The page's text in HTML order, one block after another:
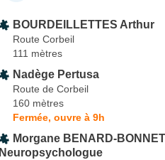
BOURDEILLETTES Arthur
Route Corbeil
111 mètres
Nadège Pertusa
Route de Corbeil
160 mètres
Fermée, ouvre à 9h
Morgane BENARD-
Neuropsychologue